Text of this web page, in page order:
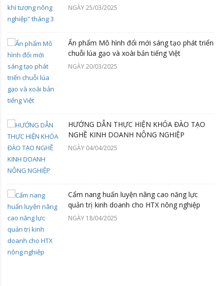
NGÀY 25/03/2025
Ấn phẩm Mô hình đổi mới sáng tạo phát triển
chuỗi lúa gạo và xoài bản tiếng Việt
NGÀY 20/03/2025
HƯỚNG DẪN THỰC HIỆN KHÓA ĐÀO TẠO
NGHỀ KINH DOANH NÔNG NGHIỆP
NGÀY 04/04/2025
Cẩm nang huấn luyện nâng cao năng lực
quản trị kinh doanh cho HTX nông nghiệp
NGÀY 18/04/2025